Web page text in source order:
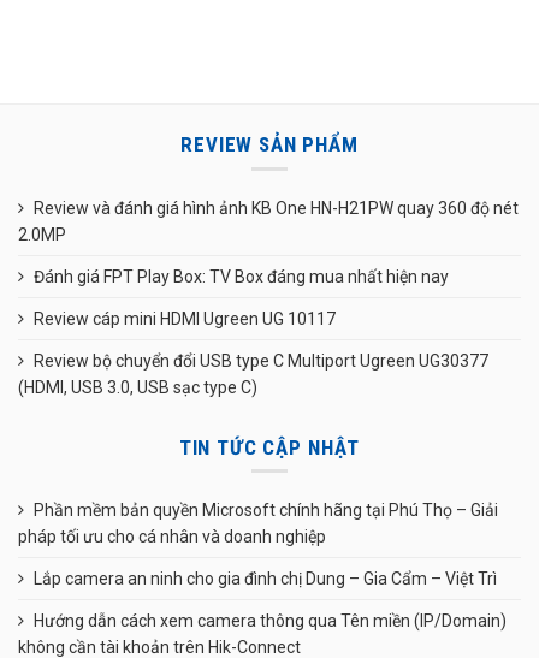
REVIEW SẢN PHẨM
Review và đánh giá hình ảnh KB One HN-H21PW quay 360 độ nét
2.0MP
Đánh giá FPT Play Box: TV Box đáng mua nhất hiện nay
Review cáp mini HDMI Ugreen UG 10117
Review bộ chuyển đổi USB type C Multiport Ugreen UG30377
(HDMI, USB 3.0, USB sạc type C)
TIN TỨC CẬP NHẬT
Phần mềm bản quyền Microsoft chính hãng tại Phú Thọ – Giải
pháp tối ưu cho cá nhân và doanh nghiệp
Lắp camera an ninh cho gia đình chị Dung – Gia Cẩm – Việt Trì
Hướng dẫn cách xem camera thông qua Tên miền (IP/Domain)
không cần tài khoản trên Hik-Connect